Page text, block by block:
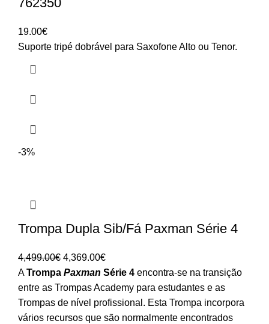
19.00€
Suporte tripé dobrável para Saxofone Alto ou Tenor.
-3%
Trompa Dupla Sib/Fá Paxman Série 4
4,499.00€ O
preço
original
era:
4,499.00€.
4,369.00€O
preço
atual
é:
4,369.00€.
ATrompa Paxman Série 4 encontra-se na transição
entre as Trompas Academy para estudantes e as
Trompas de nível profissional. Esta Trompa incorpora
vários recursos que são normalmente encontrados